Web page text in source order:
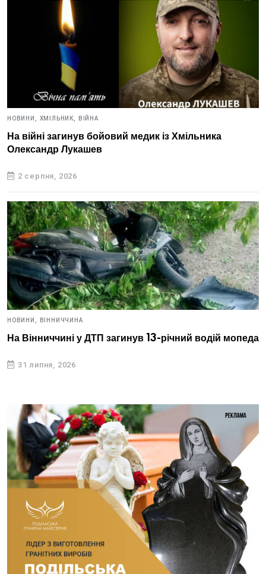
НОВИНИ, ХМІЛЬНИК, ВІЙНА
На війні загинув бойовий медик із Хмільника
Олександр Лукашев
2 серпня, 2026
НОВИНИ, ВІННИЧЧИНА
На Вінниччині у ДТП загинув 13-річний водій мопеда
31 липня, 2026